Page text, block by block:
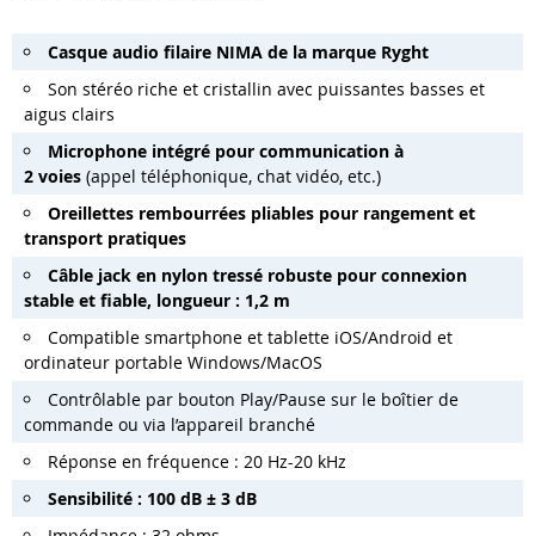
Casque audio filaire NIMA de la marque Ryght
Son stéréo riche et cristallin avec puissantes basses et
aigus clairs
Microphone intégré pour communication à
2 voies (appel téléphonique, chat vidéo, etc.)
Oreillettes rembourrées pliables pour rangement et
transport pratiques
Câble jack en nylon tressé robuste pour connexion
stable et fiable, longueur : 1,2 m
Compatible smartphone et tablette iOS/Android et
ordinateur portable Windows/MacOS
Contrôlable par bouton Play/Pause sur le boîtier de
commande ou via l’appareil branché
Réponse en fréquence : 20 Hz-20 kHz
Sensibilité : 100 dB ± 3 dB